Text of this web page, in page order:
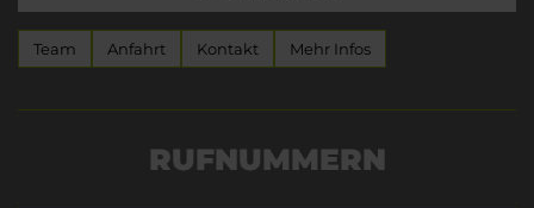
Team Anfahrt Kontakt Mehr Infos
RUFNUMMERN